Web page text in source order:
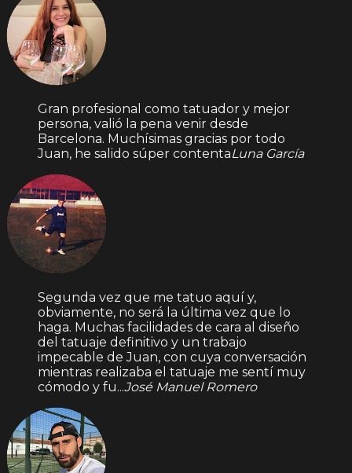
Gran profesional como tatuador y mejor
persona, valió la pena venir desde
Barcelona. Muchísimas gracias por todo
Juan, he salido súper contentaLuna García
Segunda vez que me tatuo aquí y,
obviamente, no será la última vez que lo
haga. Muchas facilidades de cara al diseño
del tatuaje definitivo y un trabajo
impecable de Juan, con cuya conversación
mientras realizaba el tatuaje me sentí muy
cómodo y fu...José Manuel Romero